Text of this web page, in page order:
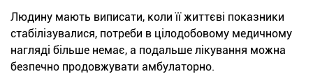
Людину мають виписати, коли її життєві показники
стабілізувалися, потреби в цілодобовому медичному
нагляді більше немає, а подальше лікування можна
безпечно продовжувати амбулаторно.